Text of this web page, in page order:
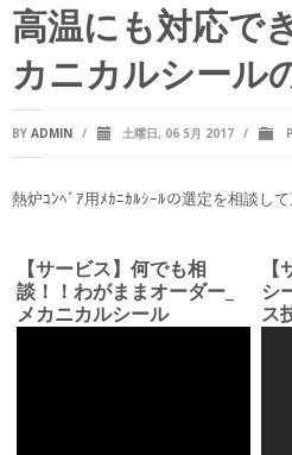
高温にも対応で
カニカルシール
BY ADMIN / 土曜日, 06 5月 2017 /
熱炉ｺﾝﾍﾞｱ用ﾒｶﾆｶﾙｼｰﾙの選定を相談して
【サービス】何でも相
談！！わがままオーダー_
メカニカルシール
シ
ス